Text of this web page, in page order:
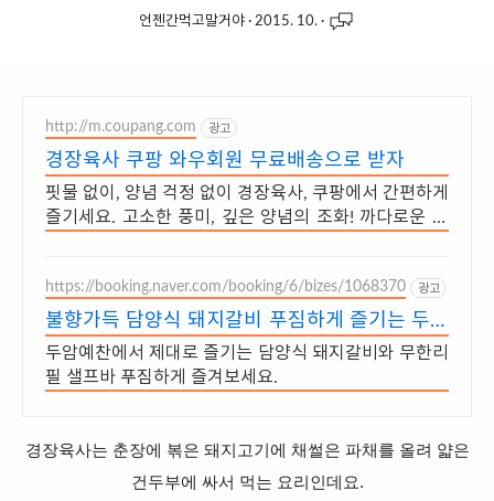
언젠간먹고말거야 · 2015. 10. ·
http://m.coupang.com 광고
경장육사 쿠팡 와우회원 무료배송으로 받자
핏물 없이, 양념 걱정 없이 경장육사, 쿠팡에서 간편하게
즐기세요. 고소한 풍미, 깊은 양념의 조화! 까다로운 미
https://booking.naver.com/booking/6/bizes/1068370 광고
불향가득 담양식 돼지갈비 푸짐하게 즐기는 두암
예찬!
두암예찬에서 제대로 즐기는 담양식 돼지갈비와 무한리
필 샐프바 푸짐하게 즐겨보세요.
경장육사는 춘장에 볶은 돼지고기에 채썰은 파채를 올려 얇은
건두부에 싸서 먹는 요리인데요.